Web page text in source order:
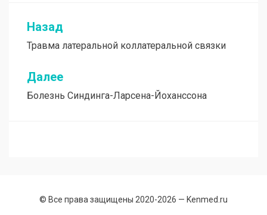
Навигация
по
записям
Назад
Травма латеральной коллатеральной связки
Далее
Болезнь Синдинга-Ларсена-Йоханссона
© Все права защищены 2020-2026 — Kenmed.ru